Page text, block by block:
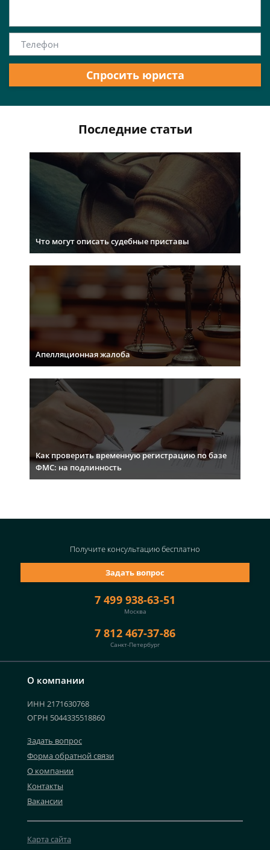
Спросить юриста
Последние статьи
Что могут описать судебные приставы
Апелляционная жалоба
Как проверить временную регистрацию по базе
ФМС: на подлинность
О компании
ИНН 2171630768
ОГРН 5044335518860
Задать вопрос
Форма обратной связи
О компании
Контакты
Вакансии
Карта сайта
7 499 938-63-51
Москва
7 812 467-37-86
Санкт-Петербург
Задать вопрос
Получите консультациюбесплатно